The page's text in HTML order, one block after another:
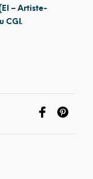
– Artiste-
CGI.